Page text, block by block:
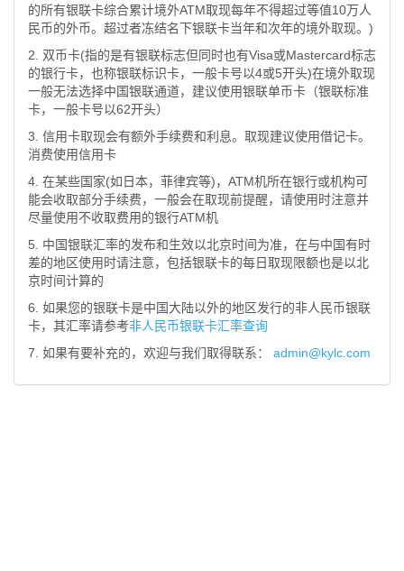
的所有银联卡综合累计境外ATM取现每年不得超过等值10万人
民币的外币。超过者冻结名下银联卡当年和次年的境外取现。)
2. 双币卡(指的是有银联标志但同时也有Visa或Mastercard标志
的银行卡，也称银联标识卡，一般卡号以4或5开头)在境外取现
一般无法选择中国银联通道，建议使用银联单币卡（银联标准
卡，一般卡号以62开头）
3. 信用卡取现会有额外手续费和利息。取现建议使用借记卡。
消费使用信用卡
4. 在某些国家(如日本，菲律宾等)，ATM机所在银行或机构可
能会收取部分手续费，一般会在取现前提醒，请使用时注意并
尽量使用不收取费用的银行ATM机
5. 中国银联汇率的发布和生效以北京时间为准，在与中国有时
差的地区使用时请注意，包括银联卡的每日取现限额也是以北
京时间计算的
6. 如果您的银联卡是中国大陆以外的地区发行的非人民币银联
卡，其汇率请参考非人民币银联卡汇率查询
7. 如果有要补充的，欢迎与我们取得联系： admin@kylc.com